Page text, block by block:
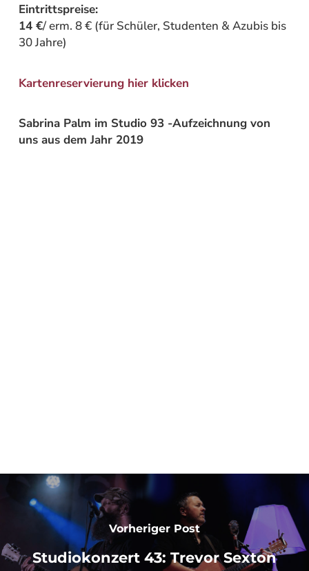
Eintrittspreise:
14 €/ erm. 8 € (für Schüler, Studenten & Azubis bis
30 Jahre)
Kartenreservierung hier klicken
Sabrina Palm im Studio 93 -Aufzeichnung von
uns aus dem Jahr 2019
Vorheriger Post
Studiokonzert 43: Trevor Sexton